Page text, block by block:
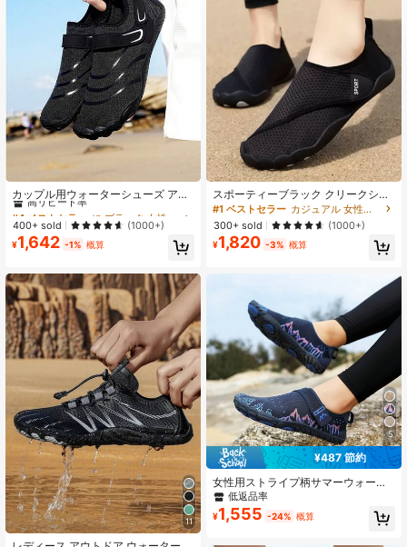
カップル用ウォーターシューズ アウ
トドアビーチシューズ メンズ水泳ダ
イビングウォーターシューズ 滑り止
め ウェーディングシューズ カップル
用トレッキング・クライミング、速
高リピート率
#4 ベストセラー
高リピート率
#4 ベストセラー
高リピート率
#4 ベストセラー
に ブラック 女性用ウォーターシューズ
400+ sold (1000+)
¥1,642 -1% 概算
11
スポーティーブラック クリークシュ
ーズ レディース、レターグラフィッ
ク フック&ループ ファスナー ウォー
ターシューズ、ビーチアウトフィッ
ト、レディースサンダル
#1 ベストセラー
カジュアル 女性用アウトドアシューズ
300+ sold
(1000+)
¥1,820 -3% 概算
5
¥487 節約
女性用ストライプ柄サマーウォータ
ーシューズ 1ペア、クロージャー付
き、5本指クイックドライスイミング
シューズ、ローカット 滑り止め アウ
低返品率
¥1,555 -24% 概算